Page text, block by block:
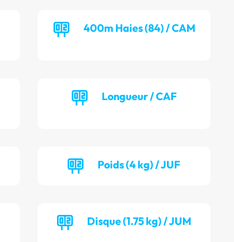
400m Haies (84) / CAM
Longueur / CAF
Poids (4 kg) / JUF
Disque (1.75 kg) / JUM